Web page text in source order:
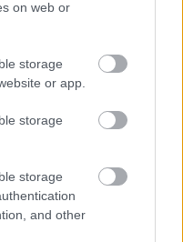
on web or
storage
or app.
storage
storage
and other